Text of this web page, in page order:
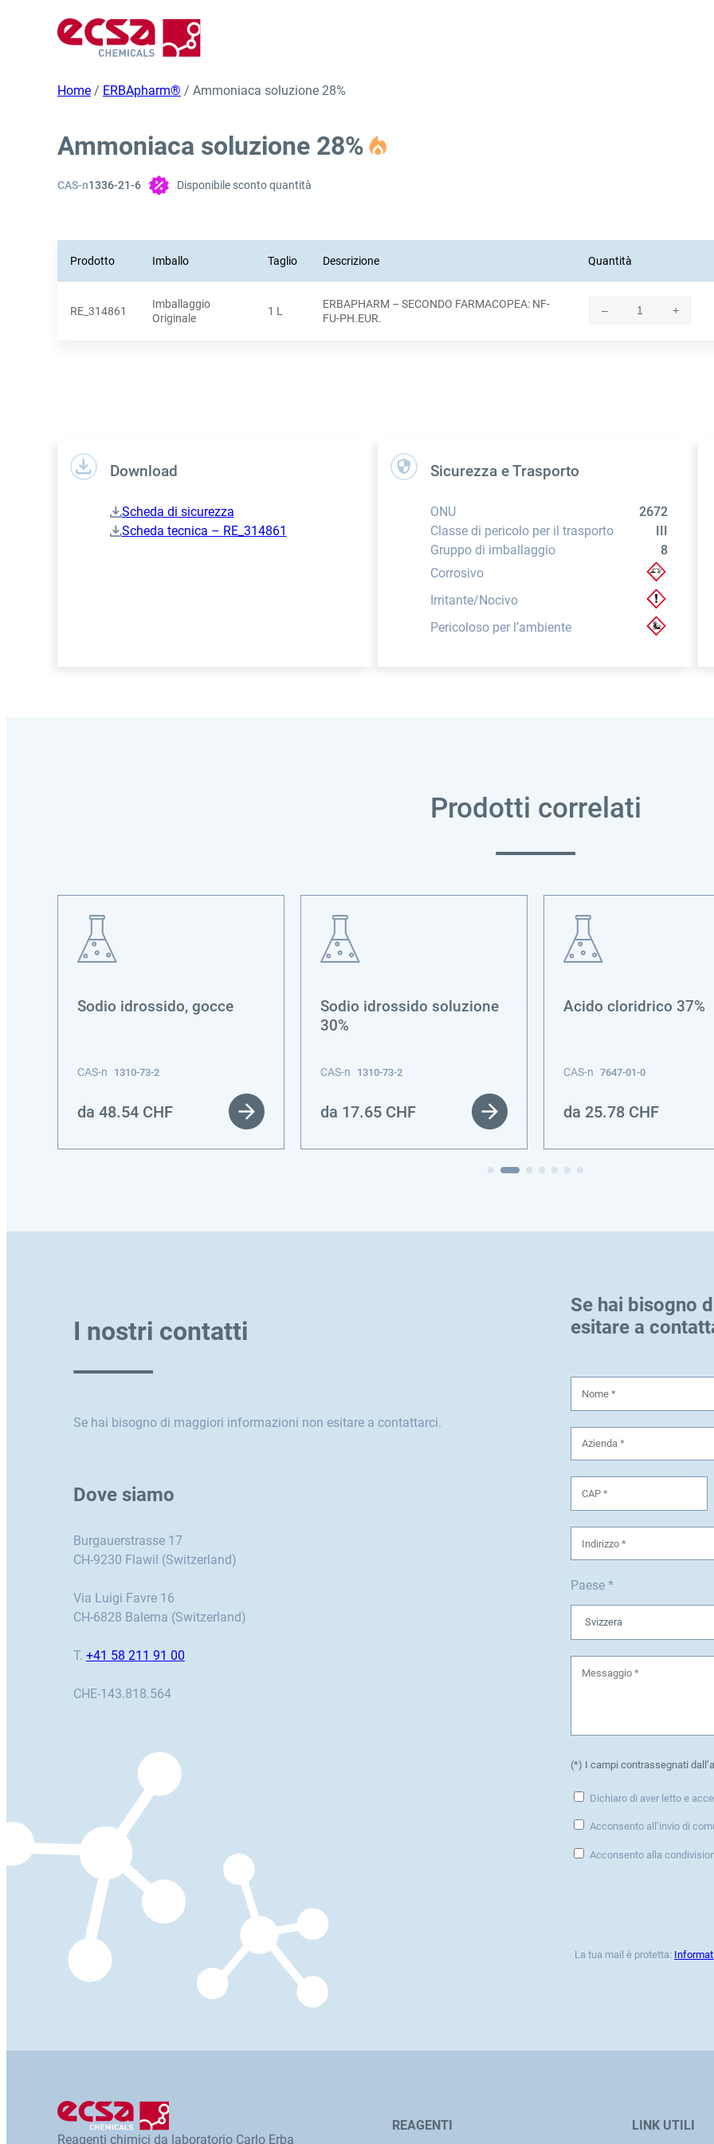
Home / ERBApharm® / Ammoniaca soluzione 28%
Ammoniaca soluzione 28%
CAS-n1336-21-6 Disponibile sconto quantità
Prodotto Imballo Taglio Descrizione Quantità
RE_314861
Imballaggio
Originale
1 L
ERBAPHARM – SECONDO FARMACOPEA: NF-
FU-PH.EUR.
Quantity
– +
Download
Scheda di sicurezza
Scheda tecnica – RE_314861
Sicurezza e Trasporto
ONU
2672
Classe di pericolo per il trasporto
Gruppo di imballaggio
8
Corrosivo
Irritante/Nocivo
Pericoloso per l’ambiente
Prodotti correlati
Sodio idrossido, gocce
CAS-n 1310-73-2
da 48.54 CHF
Sodio idrossido soluzione
30%
CAS-n 1310-73-2
da 17.65 CHF
Acido cloridrico 37%
CAS-n 7647-01-0
da 25.78 CHF
I nostri contatti
Se hai bisogno di maggiori informazioni non esitare a contattarci.
Dove siamo
Burgauerstrasse 17
CH-9230 Flawil (Switzerland)
Via Luigi Favre 16
CH-6828 Balerna (Switzerland)
T. +41 58 211 91 00
CHE-143.818.564
Se hai bisogno
esitare a
Paese *
(*) I campi contrassegnati
Dichiaro di aver letto e
Acconsento all’invio di
Acconsento alla
La tua mail è protetta:
Reagenti chimici da laboratorio Carlo Erba
REAGENTI LINK UTILI